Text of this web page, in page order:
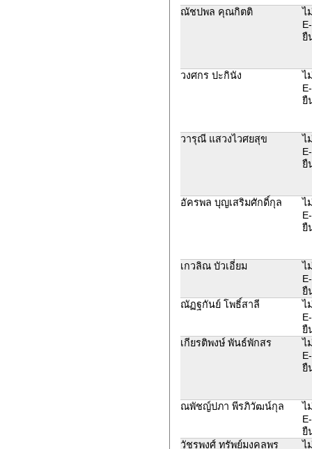
ณัชปพล คุณกิตติ
ไ
ยื
วงศกร ปะกินัง
ไ
ยื
วารุณี แสวงไวศยสุข
ไ
ยื
อัครพล บุญเสริมศักดิ์กุล
ไ
ยื
เกวลิณ บัวเอี่ยม
ไ
ยื
ณัฏฐกันย์ โพธิ์สาลี
ไ
ยื
เกียรติพงษ์ พันธ์พักสร
ไ
ยื
ณพัชญ์ปภา พีรภิวัฒน์กุล
ไ
ยื
วัชรพงศ์ ทรัพย์มงคลพร
ไ